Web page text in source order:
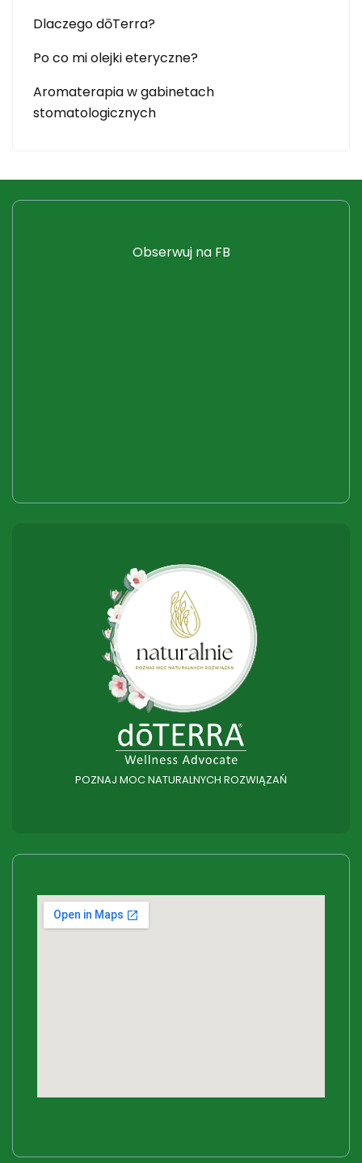
Dlaczego dōTerra?
Po co mi olejki eteryczne?
Aromaterapia w gabinetach
stomatologicznych
Obserwuj na FB
POZNAJ MOC NATURALNYCH ROZWIĄZAŃ